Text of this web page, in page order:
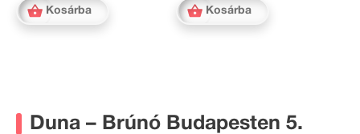
Kosárba Kosárba
Duna – Brúnó Budapesten 5.